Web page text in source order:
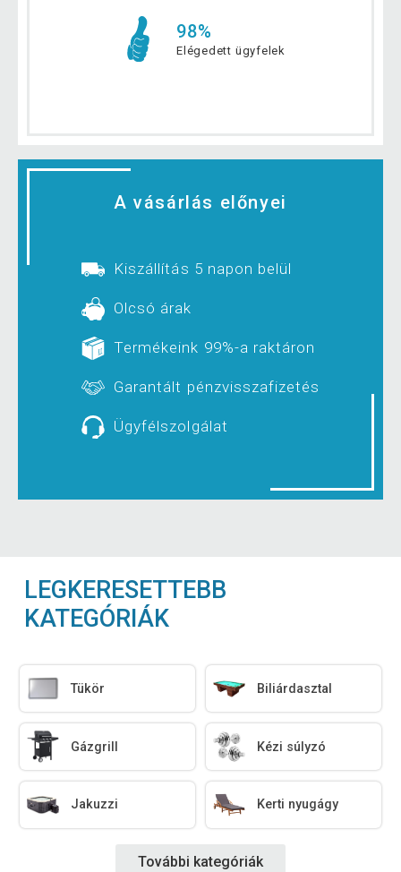
98%
Elégedett ügyfelek
A vásárlás előnyei
Kiszállítás 5 napon belül
Olcsó árak
Termékeink 99%-a raktáron
Garantált pénzvisszafizetés
Ügyfélszolgálat
LEGKERESETTEBB
KATEGÓRIÁK
Tükör Biliárdasztal
Gázgrill Kézi súlyzó
Jakuzzi Kerti nyugágy
További kategóriák